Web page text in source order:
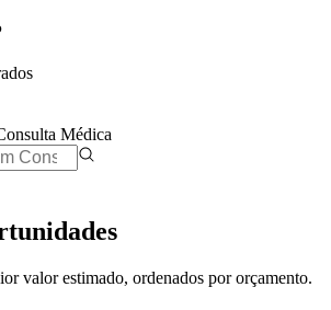
Médica
valor estimado, ordenados por orçamento.